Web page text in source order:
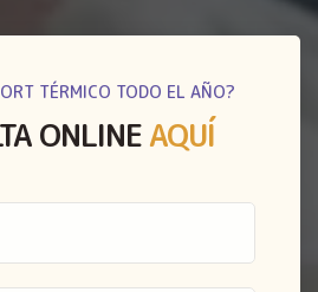
TÉRMICO TODO EL AÑO?
ONLINEAQUÍ